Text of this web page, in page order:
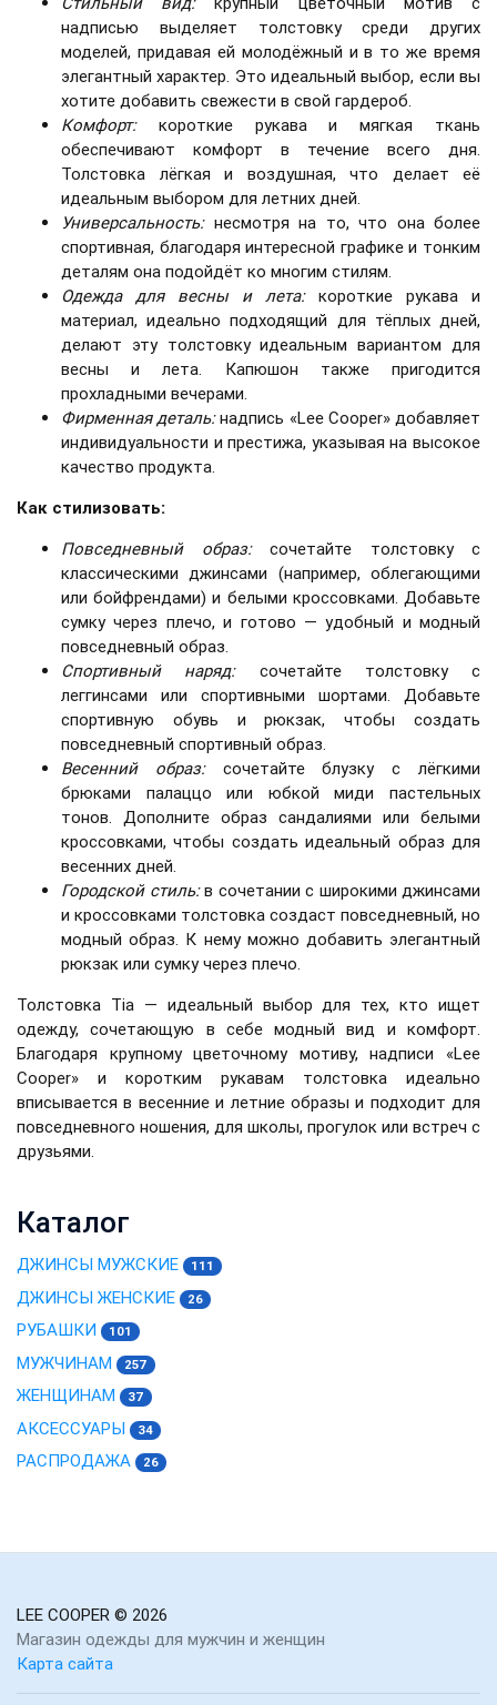
надписью выделяет толстовку среди других
моделей, придавая ей молодёжный и в то же время
элегантный характер. Это идеальный выбор, если вы
хотите добавить свежести в свой гардероб.
Комфорт:короткие рукава и мягкая ткань
обеспечивают комфорт в течение всего дня.
Толстовка лёгкая и воздушная, что делает её
идеальным выбором для летних дней.
Универсальность:несмотря на то, что она более
спортивная, благодаря интересной графике и тонким
деталям она подойдёт ко многим стилям.
Одежда для весны и лета:короткие рукава и
материал, идеально подходящий для тёплых дней,
делают эту толстовку идеальным вариантом для
весны и лета. Капюшон также пригодится
прохладными вечерами.
Фирменная деталь:надпись «Lee Cooper» добавляет
индивидуальности и престижа, указывая на высокое
качество продукта.
Как стилизовать:
Повседневный образ:сочетайте толстовку с
классическими джинсами (например, облегающими
или бойфрендами) и белыми кроссовками. Добавьте
сумку через плечо, и готово — удобный и модный
повседневный образ.
Спортивный наряд:сочетайте толстовку с
леггинсами или спортивными шортами. Добавьте
спортивную обувь и рюкзак, чтобы создать
повседневный спортивный образ.
Весенний образ:сочетайте блузку с лёгкими
брюками палаццо или юбкой миди пастельных
тонов. Дополните образ сандалиями или белыми
кроссовками, чтобы создать идеальный образ для
весенних дней.
Городской стиль:в сочетании с широкими джинсами
и кроссовками толстовка создаст повседневный, но
модный образ. К нему можно добавить элегантный
рюкзак или сумку через плечо.
Толстовка Tia — идеальный выбор для тех, кто ищет
одежду, сочетающую в себе модный вид и комфорт.
Благодаря крупному цветочному мотиву, надписи «Lee
Cooper» и коротким рукавам толстовка идеально
вписывается в весенние и летние образы и подходит для
повседневного ношения, для школы, прогулок или встреч с
друзьями.
Каталог
ДЖИНСЫ МУЖСКИЕ 111
ДЖИНСЫ ЖЕНСКИЕ 26
РУБАШКИ 101
МУЖЧИНАМ 257
ЖЕНЩИНАМ 37
АКСЕССУАРЫ 34
РАСПРОДАЖА 26
LEE COOPER © 2026
Магазин одежды для мужчин и женщин
Карта сайта